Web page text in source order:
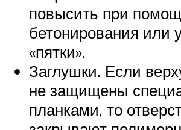
повысить при
бетонирования или
«пятки».
Заглушки. Если
не защищены
планками, то